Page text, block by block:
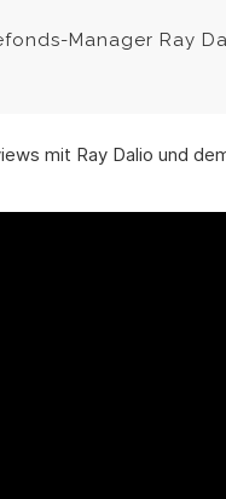
Manager Ray
mit Ray Dalio und